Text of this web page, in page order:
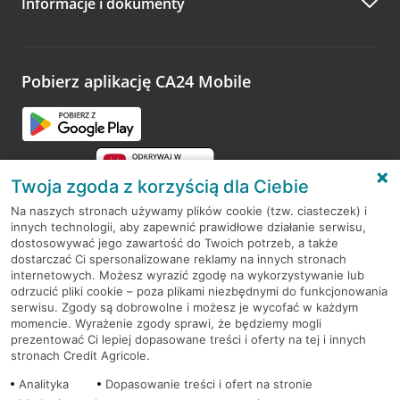
Zachęcamy do podzielenia się z nami opinią o wizycie.
opinie.
Pobierz aplikację CA24 Mobile
RODO
Regulamin serwisu
Mapa serwisu
PolitykaCookies
Twoja zgoda z korzyścią dla Ciebie
Na naszych stronach używamy plików cookie (tzw. ciasteczek) i
innych technologii, aby zapewnić prawidłowe działanie serwisu,
dostosowywać jego zawartość do Twoich potrzeb, a także
dostarczać Ci spersonalizowane reklamy na innych stronach
internetowych. Możesz wyrazić zgodę na wykorzystywanie lub
odrzucić pliki cookie – poza plikami niezbędnymi do funkcjonowania
serwisu. Zgody są dobrowolne i możesz je wycofać w każdym
momencie. Wyrażenie zgody sprawi, że będziemy mogli
prezentować Ci lepiej dopasowane treści i oferty na tej i innych
stronach Credit Agricole.
Analityka
Dopasowanie treści i ofert na stronie